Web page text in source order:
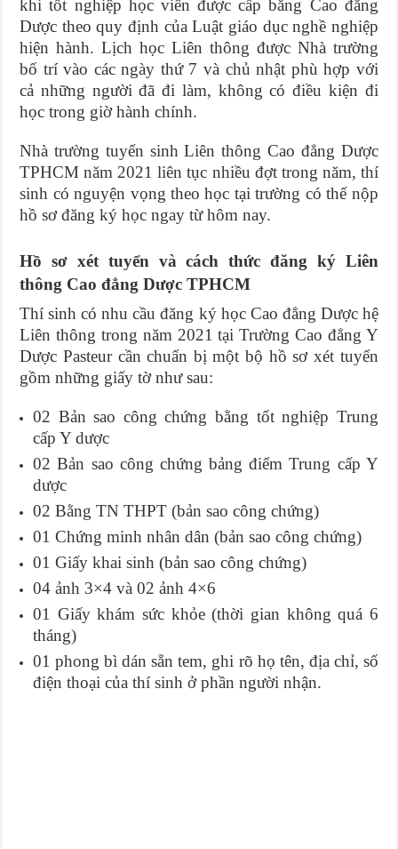
khi tốt nghiệp học viên được cấp bằng Cao đẳng
Dược theo quy định của Luật giáo dục nghề nghiệp
hiện hành. Lịch học Liên thông được Nhà trường
bố trí vào các ngày thứ 7 và chủ nhật phù hợp với
cả những người đã đi làm, không có điều kiện đi
học trong giờ hành chính.
Nhà trường tuyển sinh Liên thông Cao đẳng Dược
TPHCM năm 2021 liên tục nhiều đợt trong năm, thí
sinh có nguyện vọng theo học tại trường có thể nộp
hồ sơ đăng ký học ngay từ hôm nay.
Hồ sơ xét tuyển và cách thức đăng ký Liên
thông Cao đẳng Dược TPHCM
Thí sinh có nhu cầu đăng ký học Cao đẳng Dược hệ
Liên thông trong năm 2021 tại Trường Cao đẳng Y
Dược Pasteur cần chuẩn bị một bộ hồ sơ xét tuyển
gồm những giấy tờ như sau:
02 Bản sao công chứng bằng tốt nghiệp Trung
cấp Y dược
02 Bản sao công chứng bảng điểm Trung cấp Y
dược
02 Bằng TN THPT (bản sao công chứng)
01 Chứng minh nhân dân (bản sao công chứng)
01 Giấy khai sinh (bản sao công chứng)
04 ảnh 3×4 và 02 ảnh 4×6
01 Giấy khám sức khỏe (thời gian không quá 6
tháng)
01 phong bì dán sẵn tem, ghi rõ họ tên, địa chỉ, số
điện thoại của thí sinh ở phần người nhận.